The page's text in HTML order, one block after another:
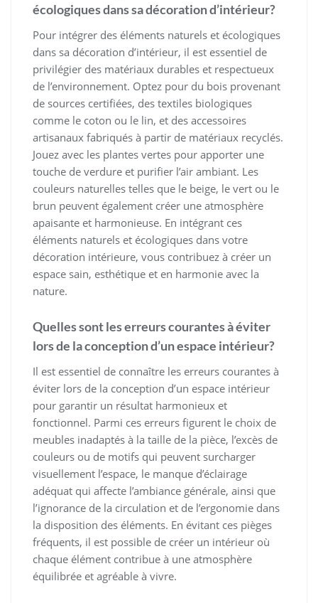
écologiques dans sa décoration d’intérieur?
Pour intégrer des éléments naturels et écologiques
dans sa décoration d’intérieur, il est essentiel de
privilégier des matériaux durables et respectueux
de l’environnement. Optez pour du bois provenant
de sources certifiées, des textiles biologiques
comme le coton ou le lin, et des accessoires
artisanaux fabriqués à partir de matériaux recyclés.
Jouez avec les plantes vertes pour apporter une
touche de verdure et purifier l’air ambiant. Les
couleurs naturelles telles que le beige, le vert ou le
brun peuvent également créer une atmosphère
apaisante et harmonieuse. En intégrant ces
éléments naturels et écologiques dans votre
décoration intérieure, vous contribuez à créer un
espace sain, esthétique et en harmonie avec la
nature.
Quelles sont les erreurs courantes à éviter
lors de la conception d’un espace intérieur?
Il est essentiel de connaître les erreurs courantes à
éviter lors de la conception d’un espace intérieur
pour garantir un résultat harmonieux et
fonctionnel. Parmi ces erreurs figurent le choix de
meubles inadaptés à la taille de la pièce, l’excès de
couleurs ou de motifs qui peuvent surcharger
visuellement l’espace, le manque d’éclairage
adéquat qui affecte l’ambiance générale, ainsi que
l’ignorance de la circulation et de l’ergonomie dans
la disposition des éléments. En évitant ces pièges
fréquents, il est possible de créer un intérieur où
chaque élément contribue à une atmosphère
équilibrée et agréable à vivre.